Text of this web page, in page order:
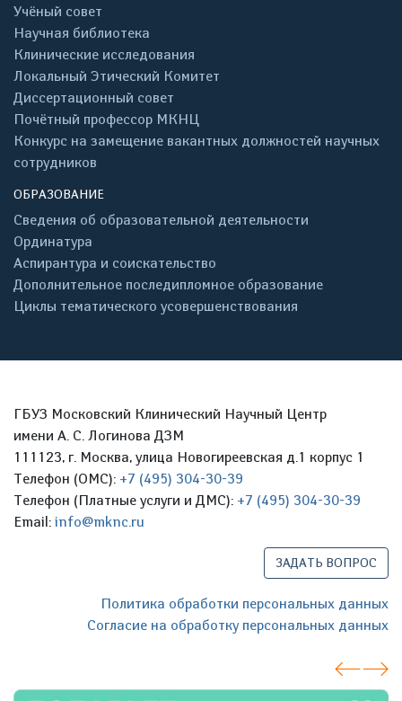
Учёный совет
Научная библиотека
Клинические исследования
Локальный Этический Комитет
Диссертационный совет
Почётный профессор МКНЦ
Конкурс на замещение вакантных должностей научных
сотрудников
ОБРАЗОВАНИЕ
Сведения об образовательной деятельности
Ординатура
Аспирантура и соискательство
Дополнительное последипломное образование
Циклы тематического усовершенствования
ГБУЗ Московский Клинический Научный Центр
имени А. С. Логинова ДЗМ
111123, г. Москва, улица Новогиреевская д.1 корпус 1
Телефон (ОМС): +7 (495) 304-30-39
Телефон (Платные услуги и ДМС): +7 (495) 304-30-39
Email: info@mknc.ru
ЗАДАТЬ ВОПРОС
Политика обработки персональных данных
Согласие на обработку персональных данных